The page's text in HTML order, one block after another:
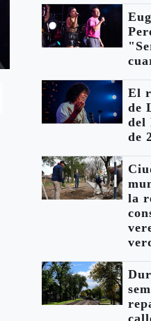
El repertorio
completo de
Mona en el
del Día del
Amigo: más
25 clásicos.
El
de
del
de
la